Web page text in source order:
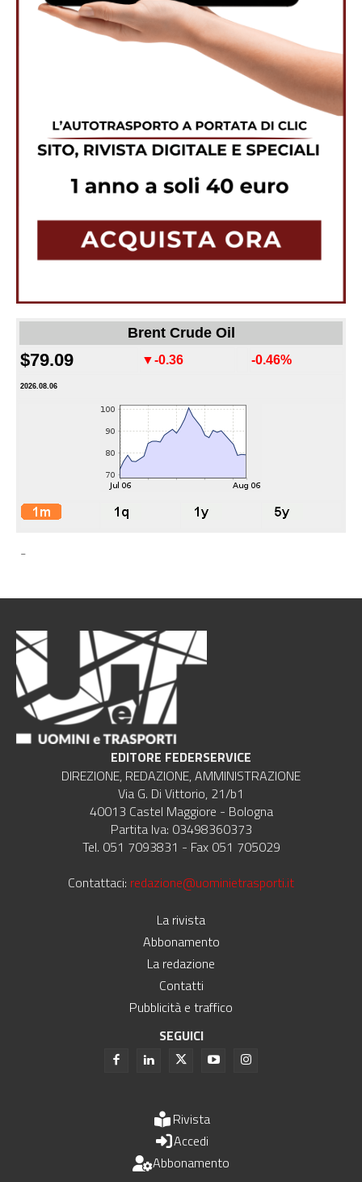
Brent Crude Oil
$79.09 ▼-0.36 -0.46%
2026.08.06
-
EDITORE FEDERSERVICE
DIREZIONE, REDAZIONE, AMMINISTRAZIONE
Via G. Di Vittorio, 21/b1
40013 Castel Maggiore - Bologna
Partita Iva: 03498360373
Tel. 051 7093831 - Fax 051 705029
Contattaci: redazione@uominietrasporti.it
La rivista
Abbonamento
La redazione
Contatti
Pubblicità e traffico
SEGUICI
Rivista
Accedi
Abbonamento